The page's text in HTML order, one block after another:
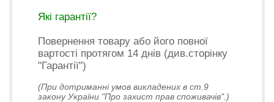
Які гарантії?
Повернення товару або його повної
вартості протягом 14 днів (див.сторінку
"Гарантії")
(При дотриманні умов викладених в ст.9
закону України "Про захист прав споживачів".)